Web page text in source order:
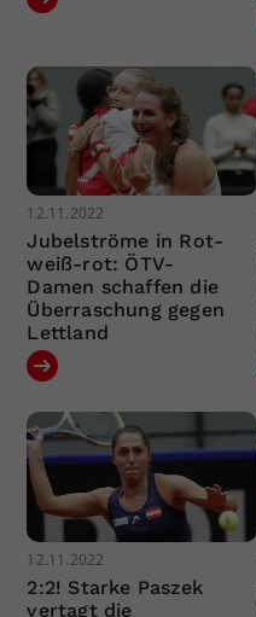
12.11.2022
Jubelströme in Rot-
weiß-rot: ÖTV-
Damen schaffen die
Überraschung gegen
Lettland
12.11.2022
2:2! Starke Paszek
vertagt die